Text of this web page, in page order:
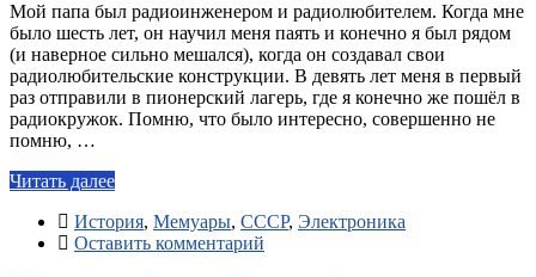
Мой папа был радиоинженером и радиолюбителем. Когда мне
было шесть лет, он научил меня паять и конечно я был рядом
(и наверное сильно мешался), когда он создавал свои
радиолюбительские конструкции. В девять лет меня в первый
раз отправили в пионерский лагерь, где я конечно же пошёл в
радиокружок. Помню, что было интересно, совершенно не
помню, …
Читать далее
История, Мемуары, СССР, Электроника
Оставить комментарий